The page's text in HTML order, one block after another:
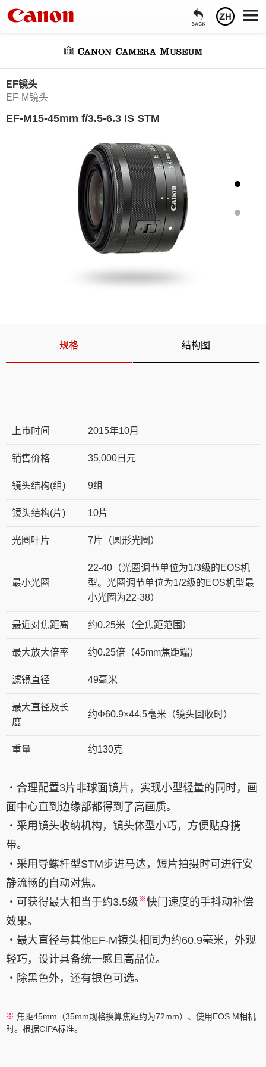
EF镜头
EF-M镜头
EF-M15-45mm f/3.5-6.3 IS STM
规格 结构图
上市时间 2015年10月
销售价格 35,000日元
镜头结构(组) 9组
镜头结构(片) 10片
光圈叶片 7片（圆形光圈）
最小光圈
22-40（光圈调节单位为1/3级的EOS机
型。光圈调节单位为1/2级的EOS机型最
小光圈为22-38）
最近对焦距离 约0.25米（全焦距范围）
最大放大倍率 约0.25倍（45mm焦距端）
滤镜直径 49毫米
最大直径及长
度
约Φ60.9×44.5毫米（镜头回收时）
重量 约130克
・合理配置3片非球面镜片，实现小型轻量的同时，画
面中心直到边缘部都得到了高画质。
・采用镜头收纳机构，镜头体型小巧，方便贴身携
带。
・采用导螺杆型STM步进马达，短片拍摄时可进行安
静流畅的自动对焦。
・可获得最大相当于约3.5级 ※快门速度的手抖动补偿
效果。
・最大直径与其他EF-M镜头相同为约60.9毫米，外观
轻巧，设计具备统一感且高品位。
・除黑色外，还有银色可选。
※ 焦距45mm（35mm规格换算焦距约为72mm）、使用EOS M相机
时。根据CIPA标准。